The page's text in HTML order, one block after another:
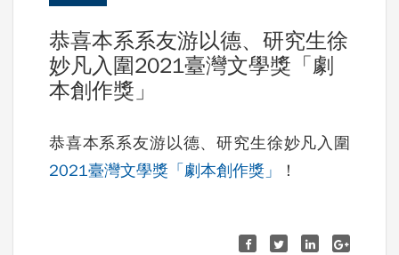
恭喜本系系友游以德、研究生徐
妙凡入圍2021臺灣文學獎「劇
本創作獎」
恭喜本系系友游以德、研究生徐妙凡入圍
2021臺灣文學獎「劇本創作獎」
！